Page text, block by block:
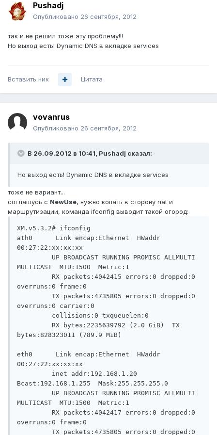
Pushadj
Опубликовано 26 сентября, 2012
так и не решил тоже эту проблему!!!
Но выход есть! Dynamic DNS в вкладке services
Вставить ник Цитата
vovanrus
Опубликовано 26 сентября, 2012
В 26.09.2012 в 10:41, Pushadj сказал:
Но выход есть! Dynamic DNS в вкладке services
тоже не вариант...
соглашусь с NewUse, нужно копать в сторону nat и
маршрутизации, команда ifconfig выводит такой огород:
XM.v5.3.2# ifconfig
ath0      Link encap:Ethernet  HWaddr
00:27:22:xx:xx:xx
MULTICAST  MTU:1500  Metric:1
overruns:0 frame:0
overruns:0 carrier:0
bytes:828323011 (789.9 MiB)
eth0      Link encap:Ethernet  HWaddr
00:27:22:xx:xx:xx
Bcast:192.168.1.255  Mask:255.255.255.0
MULTICAST  MTU:1500  Metric:1
overruns:0 frame:0